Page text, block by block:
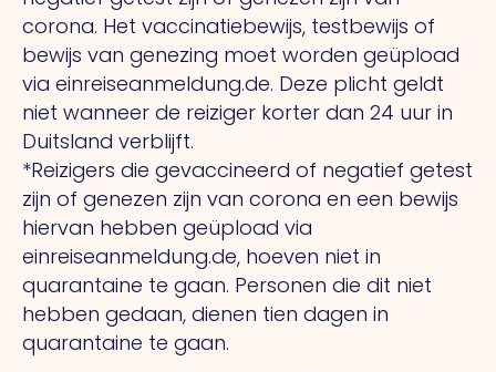
corona. Het vaccinatiebewijs, testbewijs of
bewijs van genezing moet worden geüpload
via einreiseanmeldung.de. Deze plicht geldt
niet wanneer de reiziger korter dan 24 uur in
Duitsland verblijft.
*Reizigers die gevaccineerd of negatief getest
zijn of genezen zijn van corona en een bewijs
hiervan hebben geüpload via
einreiseanmeldung.de, hoeven niet in
quarantaine te gaan. Personen die dit niet
hebben gedaan, dienen tien dagen in
quarantaine te gaan.